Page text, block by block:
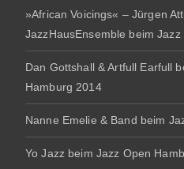
»African Voicings« – Jürgen
JazzHausEnsemble beim
Dan Gottshall & Artfull Earfull
Hamburg 2014
Nanne Emelie & Band beim
Yo Jazz beim Jazz Open